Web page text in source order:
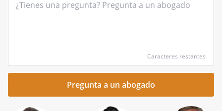
tu
pregunta
Caracteres restantes